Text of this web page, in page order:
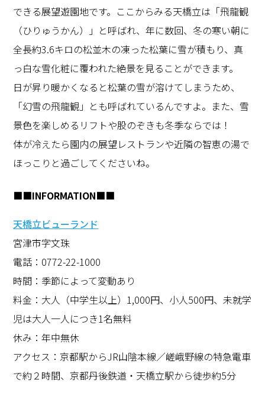
できる展望遊園地です。ここからみる天橋立は「飛龍観
（ひりゅうかん）」と呼ばれ、年に数回、冬の寒い朝に
全長約3.6キロの松並木の凍った松葉に雪が積もり、真
っ白な雪化粧に覆われた絶景を見ることができます。
日が昇り暖かくなると松葉の雪が溶けてしまうため、
「幻雪の飛龍観」とも呼ばれているんですよ。また、雪
景色を楽しめるリフトや股のぞきも冬季ならでは！
体が冷えたら園内の展望レストランや近隣の智恵の湯で
ほっこりと過ごしてくださいね。
■■INFORMATION■■
天橋立ビューランド
宮津市字文珠
電話：0772-22-1000
時間：季節によって変動あり
料金：大人（中学生以上）1,000円、小人500円、未就学
児は大人一人につき1名無料
休み：年中無休
アクセス：京都駅からJR山陰本線／嵯峨野線の特急電車
で約２時間、京都丹後鉄道・天橋立駅から徒歩約5分